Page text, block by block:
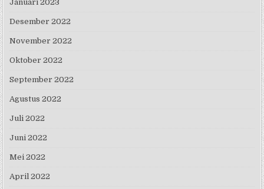
Januari 2023
Desember 2022
November 2022
Oktober 2022
September 2022
Agustus 2022
Juli 2022
Juni 2022
Mei 2022
April 2022